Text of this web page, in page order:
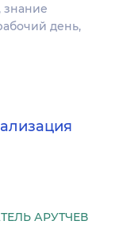
знание
день,
АРУТЧЕВ